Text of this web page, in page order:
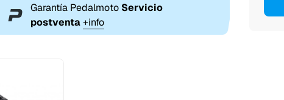
Garantía Pedalmoto Servicio
postventa +info